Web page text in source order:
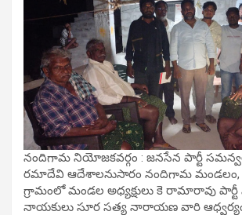
నందిగామ నియోజకవర్గం : జనసేన పార్టీ
రమాదేవి ఆదేశాలనుసారం నందిగామ మండలం,
గ్రామంలో మండల అధ్యక్షులు కె రామారావు
నాయకులు సూర సత్య నారాయణ వారి